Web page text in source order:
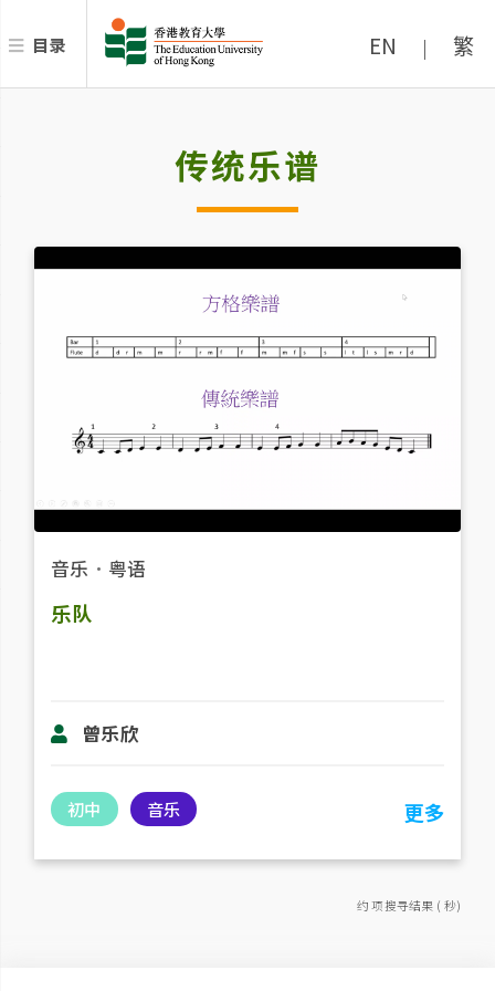
目录 EN | 繁
传统乐谱
音乐 ． 粤语
乐队
曾乐欣
初中 音乐 更多
约 项搜寻结果 ( 秒)